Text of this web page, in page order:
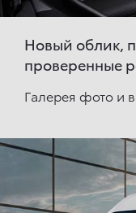
Новый облик,
проверенные
Галерея фото и